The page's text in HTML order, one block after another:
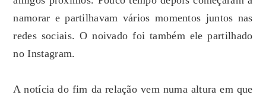
namorar e partilhavam vários momentos juntos nas
redes sociais. O noivado foi também ele partilhado
no Instagram.
A notícia do fim da relação vem numa altura em que